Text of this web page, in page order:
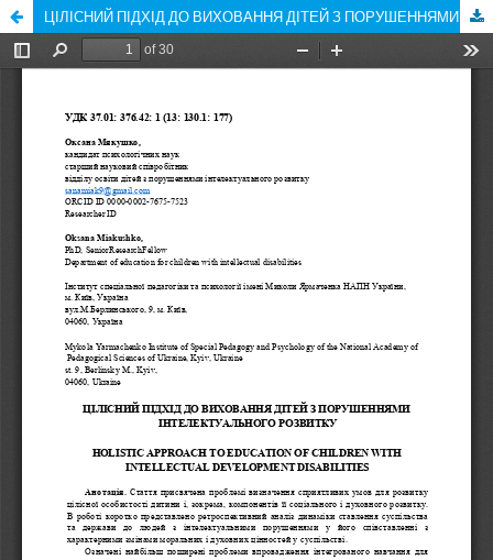
ЦІЛІСНИЙ ПІДХІД ДО ВИХОВАННЯ ДІТЕЙ З ПОРУШЕННЯМИ ІНТЕЛЕКТУАЛЬНОГО РОЗВИТКУ